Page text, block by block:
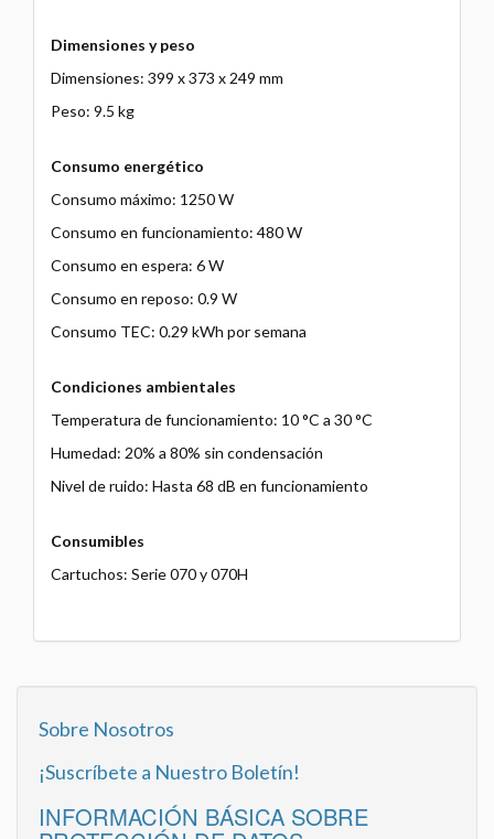
Dimensiones y peso
Dimensiones: 399 x 373 x 249 mm
Peso: 9.5 kg
Consumo energético
Consumo máximo: 1250 W
Consumo en funcionamiento: 480 W
Consumo en espera: 6 W
Consumo en reposo: 0.9 W
Consumo TEC: 0.29 kWh por semana
Condiciones ambientales
Temperatura de funcionamiento: 10 °C a 30 °C
Humedad: 20% a 80% sin condensación
Nivel de ruido: Hasta 68 dB en funcionamiento
Consumibles
Cartuchos: Serie 070 y 070H
Sobre Nosotros
¡Suscríbete a Nuestro Boletín!
INFORMACIÓN BÁSICA SOBRE